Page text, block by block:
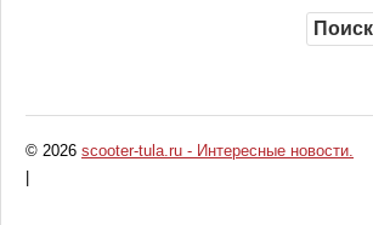
© 2026 scooter-tula.ru - Интересные новости.